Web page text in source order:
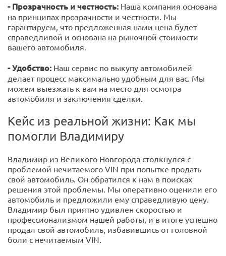
- Прозрачность и честность: Наша компания основана
на принципах прозрачности и честности. Мы
гарантируем, что предложенная нами цена будет
справедливой и основана на рыночной стоимости
вашего автомобиля.
- Удобство: Наш сервис по выкупу автомобилей
делает процесс максимально удобным для вас. Мы
можем выезжать к вам на место для осмотра
автомобиля и заключения сделки.
Кейс из реальной жизни: Как мы
помогли Владимиру
Владимир из Великого Новгорода столкнулся с
проблемой нечитаемого VIN при попытке продать
свой автомобиль. Он обратился к нам в поисках
решения этой проблемы. Мы оперативно оценили его
автомобиль и предложили ему справедливую цену.
Владимир был приятно удивлен скоростью и
профессионализмом нашей работы, и в итоге успешно
продал свой автомобиль, избавившись от головной
боли с нечитаемым VIN.